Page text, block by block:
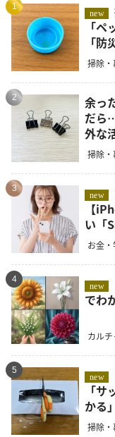
1
new
捨てなかった人、正解です！小さい
「
「
掃除・
2
余っ
だら
外な
掃除・
3
new
【
い「
お金
4
new
でわ
カルチ
5
new
「
かる
掃除・